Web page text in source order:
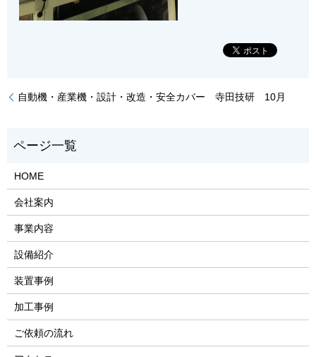
自動機・産業機・設計・改造・安全カバー 寺田技研 10月
HOME
会社案内
事業内容
設備紹介
装置事例
加工事例
ご依頼の流れ